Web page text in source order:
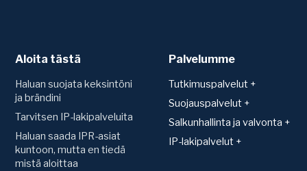
Aloita tästä
Haluan suojata keksintöni
ja brändini
Tarvitsen IP-lakipalveluita
Haluan saada IPR-asiat
kuntoon, mutta en tiedä
mistä aloittaa
Palvelumme
Tutkimuspalvelut +
Patentit
Teknologiakartoitus
(FTO)
Suojauspalvelut +
Suojan hakeminen ja
Mallisuoja
Salkunhallinta ja valvonta +
Salkunhallinta
IP-lakipalvelut +